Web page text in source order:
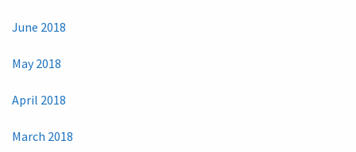
June 2018
May 2018
April 2018
March 2018